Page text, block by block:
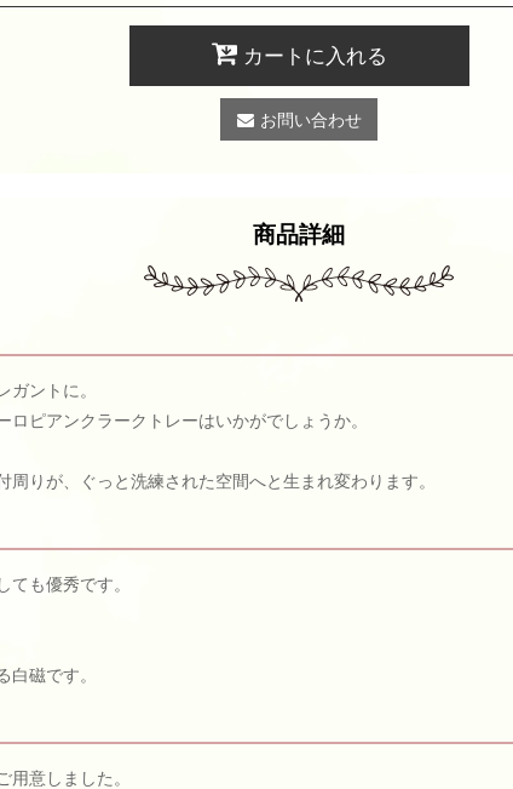
カートに入れる
お問い合わせ
商品詳細
ントに。
ピアンクラークトレーはいかがでしょうか。
りが、ぐっと洗練された空間へと生まれ変わります。
も優秀です。
磁です。
意しました。